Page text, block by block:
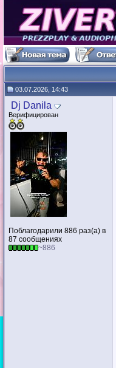
03.07.2026, 14:43
Dj Danila
Верифицирован
Поблагодарили 886 раз(а) в
87 сообщениях
~886